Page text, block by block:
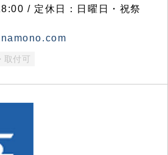
/ 定休日：日曜日・祝祭
取付可